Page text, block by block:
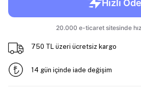
750 TL üzeri ücretsiz kargo
14 gün içinde iade değişim